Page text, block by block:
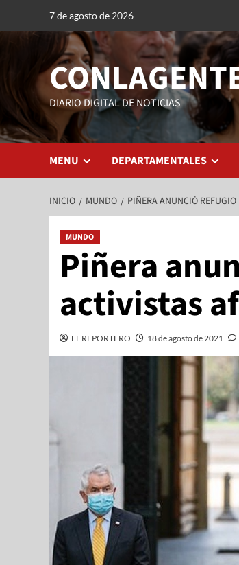
7 de agosto de 2026
DIARIO DIGITAL DE NOTICIAS
MENU DEPARTAMENTALES
INICIO MUNDO PIÑERA ANUNCIÓ
MUNDO
Piñera
activistas
EL REPORTERO 18 de agosto de 2021